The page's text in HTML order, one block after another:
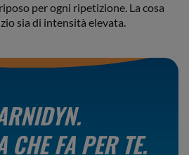
per ogni ripetizione. La cosa
sia di intensità elevata.
CHE FA PER TE.